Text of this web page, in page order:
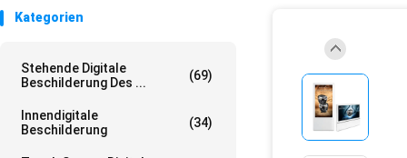
Kategorien
Stehende Digitale
Beschilderung Des ...
(69)
Innendigitale
Beschilderung
(34)